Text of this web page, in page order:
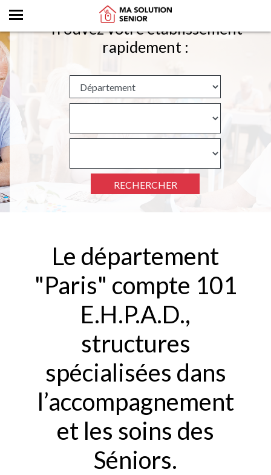
Trouvez votre établissement
rapidement :
RECHERCHER
Le département
"Paris" compte 101
E.H.P.A.D.,
structures
spécialisées dans
l’accompagnement
et les soins des
Séniors.